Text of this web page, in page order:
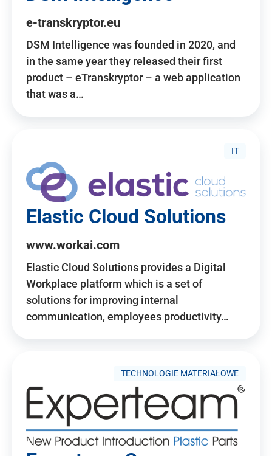
e-transkryptor.eu
DSM Intelligence was founded in 2020, and
in the same year they released their first
product – eTranskryptor – a web application
that was a…
IT
Elastic Cloud Solutions
www.workai.com
Elastic Cloud Solutions provides a Digital
Workplace platform which is a set of
solutions for improving internal
communication, employees productivity…
TECHNOLOGIE MATERIAŁOWE